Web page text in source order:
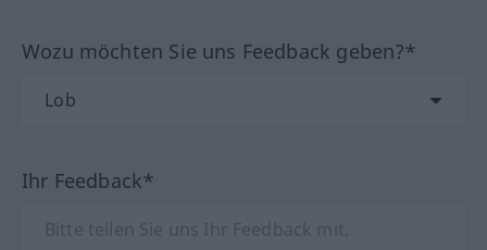
Wozu möchten Sie uns Feedback geben?*
Ihr Feedback*